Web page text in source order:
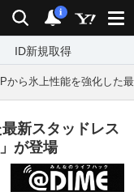
検索 通知
i
ID新規取得
から氷上性能を強化した
新スタッドレス
が登場